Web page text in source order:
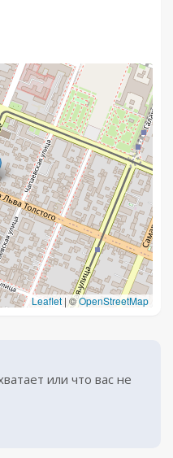
Leaflet | ©OpenStreetMap
или что вас не